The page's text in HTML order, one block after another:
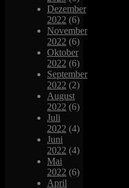
Dezember
2022 (6)
November
2022 (6)
Oktober
2022 (6)
September
2022 (2)
August
2022 (6)
Juli
2022 (4)
Juni
2022 (4)
Mai
2022 (6)
April